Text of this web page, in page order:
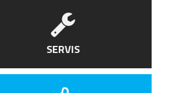
SERVIS